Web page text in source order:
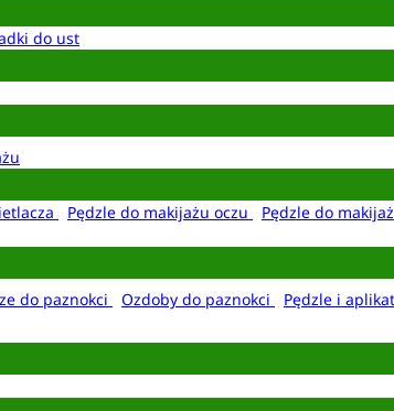
do ust
Pędzle do makijażu oczu Pędzle do
do paznokci Ozdoby do paznokci
Pędzle i